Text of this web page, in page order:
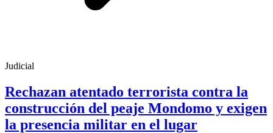
Judicial
Rechazan atentado terrorista contra la
construcción del peaje Mondomo y exigen
la presencia militar en el lugar